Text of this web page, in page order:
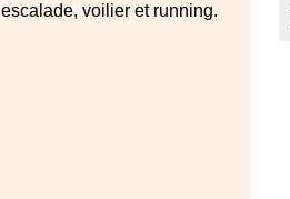
escalade, voilier et running.